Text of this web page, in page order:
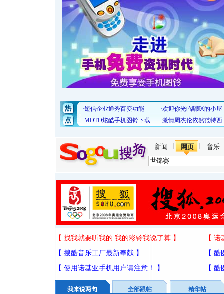
新闻 网页 音乐
我来说两句 全部跟帖
精华帖